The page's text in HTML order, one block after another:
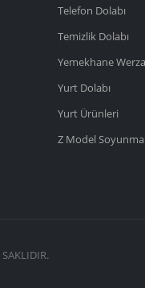
Telefon Dolabı
Temizlik Dolabı
Yemekhane
Yurt Dolabı
Yurt Ürünleri
Z Model Soyunma